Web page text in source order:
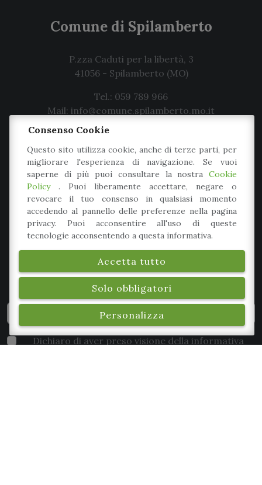
Comune di Spilamberto
P.zza Caduti per la libertà, 3
41056- Spilamberto (MO)
Tel.: 059 789 966
Mail: info@comune.spilamberto.mo.it
Meccanismo di feedback
Dichiarazione di accessibilità
Iscriviti alla Newsletter
contatto con noi. Non ti invieremo materiale sgradito
o spam, e potrai cancellarti in ogni momento.
Dichiaro di aver preso visione della informativa
Consenso Cookie
Questo sito utilizza cookie, anche di terze parti, per
migliorare l'esperienza di navigazione. Se vuoi
saperne di più puoi consultare la nostra Cookie
Policy . Puoi liberamente accettare, negare o
revocare il tuo consenso in qualsiasi momento
accedendo al pannello delle preferenze nella pagina
privacy. Puoi acconsentire all'uso di queste
tecnologie acconsentendo a questa informativa.
Accetta tutto
Solo obbligatori
Personalizza